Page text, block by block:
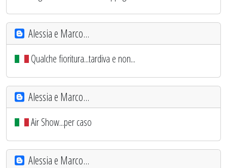
Alessia e Marco...
Qualche fioritura...tardiva e non...
Alessia e Marco...
Air Show...per caso
Alessia e Marco...